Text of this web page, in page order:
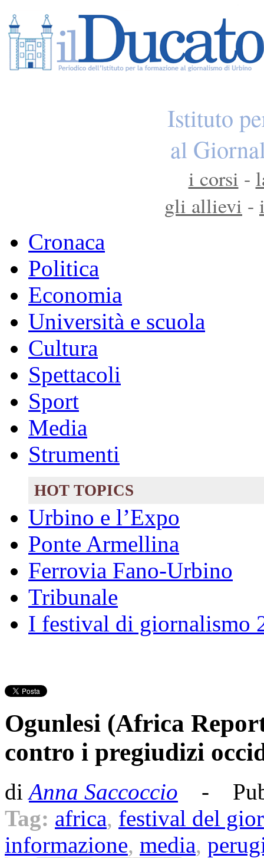
Istituto
al
i corsi -
gli allievi -
Cronaca
Politica
Economia
Università e scuola
Cultura
Spettacoli
Sport
Media
Strumenti
HOT TOPICS
Urbino e l’Expo
Ponte Armellina
Ferrovia Fano-Urbino
Tribunale
I festival di giornalismo
Ogunlesi (Africa
contro i pregiudizi
diAnna Saccoccio -
Tag: africa, festival del
informazione, media,